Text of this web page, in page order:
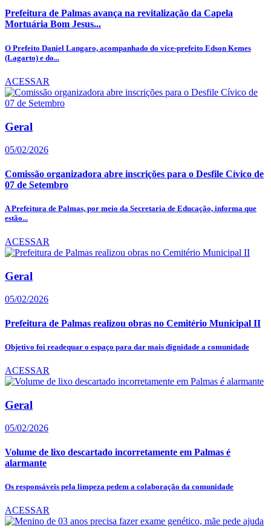
Prefeitura de Palmas avança na revitalização da Capela
Mortuária Bom Jesus...
O Prefeito Daniel Langaro, acompanhado do vice-prefeito Edson Kemes
(Lagarto) e do...
ACESSAR
Geral
05/02/2026
Comissão organizadora abre inscrições para o Desfile Cívico de
07 de Setembro
A Prefeitura de Palmas, por meio da Secretaria de Educação, informa que
estão...
ACESSAR
Geral
05/02/2026
Prefeitura de Palmas realizou obras no Cemitério Municipal II
Objetivo foi readequar o espaço para dar mais dignidade a comunidade
ACESSAR
Geral
05/02/2026
Volume de lixo descartado incorretamente em Palmas é
alarmante
Os responsáveis pela limpeza pedem a colaboração da comunidade
ACESSAR